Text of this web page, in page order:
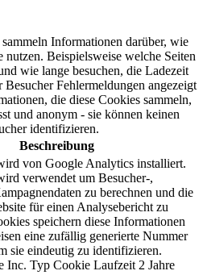
Informationen darüber, wie
nutzen. Beispielsweise welche Seiten
wie lange besuchen, die Ladezeit
Besucher Fehlermeldungen angezeigt
die diese Cookies sammeln,
und anonym - sie können keinen
identifizieren.
Beschreibung
von Google Analytics installiert.
verwendet um Besucher-,
zu berechnen und die
für einen Analysebericht zu
speichern diese Informationen
eine zufällig generierte Nummer
sie eindeutig zu identifizieren.
Inc. Typ Cookie Laufzeit 2 Jahre